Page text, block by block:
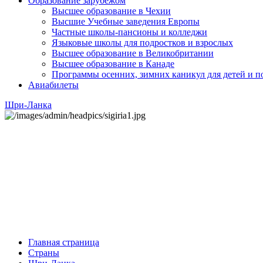
Высшее образование в Чехии
Высшие Учебные заведения Европы
Частные школы-пансионы и колледжи
Языковые школы для подростков и взрослых
Высшее образование в Великобритании
Высшее образование в Канаде
Программы осенних, зимних каникул для детей и
Авиабилеты
Шри-Ланка
Главная страница
Страны